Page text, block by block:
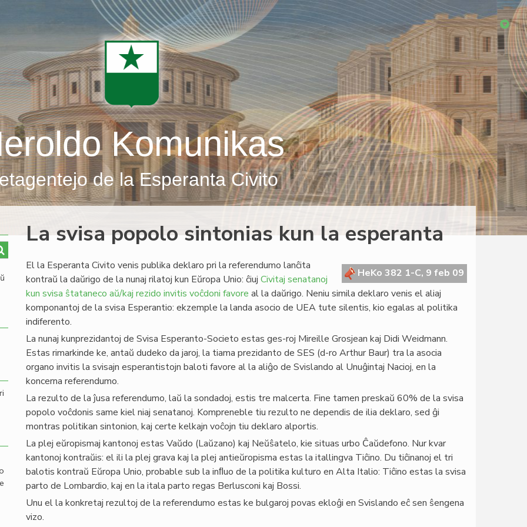
Komunikas
de la Esperanta Civito
La svisa popolo sintonias kun la esperanta
HeKo 382 1-C, 9 feb 09
El la Esperanta Civito venis publika deklaro pri la referendumo lanĉita
kontraŭ la daŭrigo de la nunaj rilatoj kun Eŭropa Unio: ĉiuj Civitaj senatanoj
kun svisa ŝtataneco aŭ/kaj rezido invitis voĉdoni favore al la daŭrigo. Neniu simila deklaro venis el aliaj
komponantoj de la svisa Esperantio: ekzemple la landa asocio de UEA tute silentis, kio egalas al politika
indiferento.
La nunaj kunprezidantoj de Svisa Esperanto-Societo estas ges-roj Mireille Grosjean kaj Didi Weidmann.
Estas rimarkinde ke, antaŭ dudeko da jaroj, la tiama prezidanto de SES (d-ro Arthur Baur) tra la asocia
organo invitis la svisajn esperantistojn baloti favore al la aliĝo de Svislando al Unuĝintaj Nacioj, en la
koncerna referendumo.
La rezulto de la ĵusa referendumo, laŭ la sondadoj, estis tre malcerta. Fine tamen preskaŭ 60% de la svisa
popolo voĉdonis same kiel niaj senatanoj. Kompreneble tiu rezulto ne dependis de ilia deklaro, sed ĝi
montras politikan sintonion, kaj certe kelkajn voĉojn tiu deklaro alportis.
La plej eŭropismaj kantonoj estas Vaŭdo (Laŭzano) kaj Neŭŝatelo, kie situas urbo Ĉaŭdefono. Nur kvar
kantonoj kontraŭis: el ili la plej grava kaj la plej antieŭropisma estas la itallingva Tiĉino. Du tiĉinanoj el tri
balotis kontraŭ Eŭropa Unio, probable sub la inﬂuo de la politika kulturo en Alta Italio: Tiĉino estas la svisa
parto de Lombardio, kaj en la itala parto regas Berlusconi kaj Bossi.
Unu el la konkretaj rezultoj de la referendumo estas ke bulgaroj povas ekloĝi en Svislando eĉ sen ŝengena
vizo.